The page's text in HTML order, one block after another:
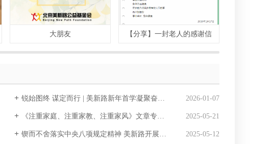
大朋友 【分享】一封老人的感谢信
锐始图终 谋定而行 | 美新路新年首学凝聚奋进力量 2026-01-07
《注重家庭、注重家教、注重家风》文章专题学习 2025-05-21
锲而不舍落实中央八项规定精神 美新路开展专题学习会 2025-05-12